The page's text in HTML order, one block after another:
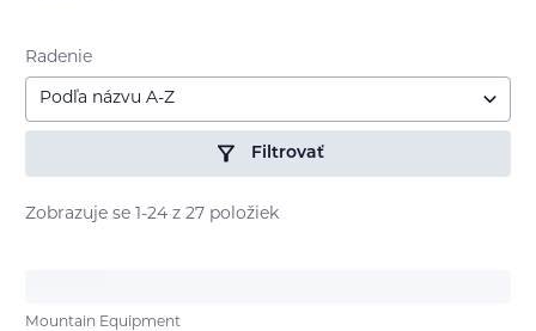
Radenie
Podľa názvu A-Z
Filtrovať
Zobrazuje se 1-24 z 27 položiek
Mountain Equipment